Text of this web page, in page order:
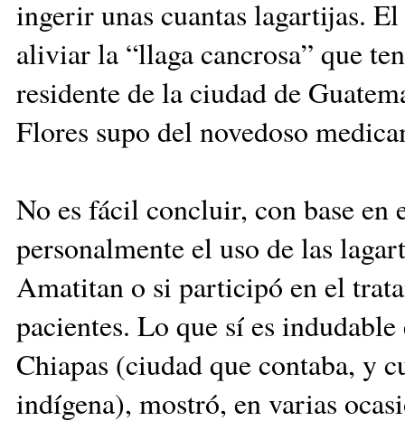
ingerir unas cuantas lagartijas.
aliviar la “llaga can­cro­sa” que
residente de la ciudad de
Flores supo del novedoso
No es fácil concluir, con base
personal­men­te el uso de las
Amatitan o si participó en el
pacientes. Lo que sí es
Chiapas (ciudad que contaba, y
indígena), mostró, en varias